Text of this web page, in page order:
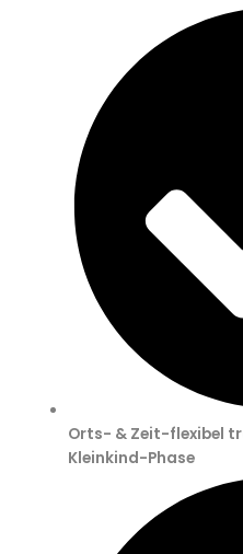
Orts- & Zeit-flexibel
Kleinkind-Phase